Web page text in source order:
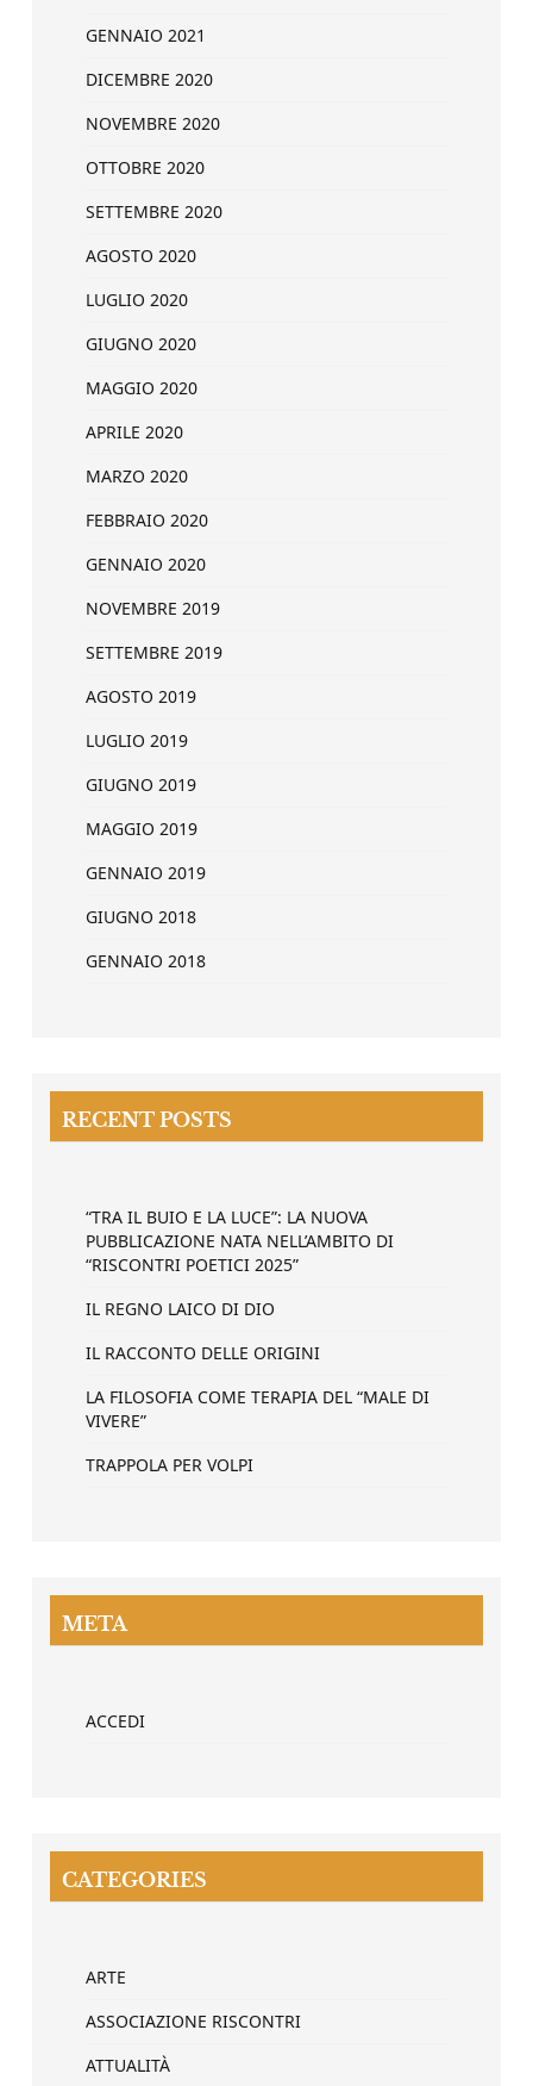
GENNAIO 2021
DICEMBRE 2020
NOVEMBRE 2020
OTTOBRE 2020
SETTEMBRE 2020
AGOSTO 2020
LUGLIO 2020
GIUGNO 2020
MAGGIO 2020
APRILE 2020
MARZO 2020
FEBBRAIO 2020
GENNAIO 2020
NOVEMBRE 2019
SETTEMBRE 2019
AGOSTO 2019
LUGLIO 2019
GIUGNO 2019
MAGGIO 2019
GENNAIO 2019
GIUGNO 2018
GENNAIO 2018
RECENT POSTS
“TRA IL BUIO E LA LUCE”: LA NUOVA
PUBBLICAZIONE NATA NELL’AMBITO DI
“RISCONTRI POETICI 2025”
IL REGNO LAICO DI DIO
IL RACCONTO DELLE ORIGINI
LA FILOSOFIA COME TERAPIA DEL “MALE DI
VIVERE”
TRAPPOLA PER VOLPI
META
ACCEDI
CATEGORIES
ARTE
ASSOCIAZIONE RISCONTRI
ATTUALITÀ